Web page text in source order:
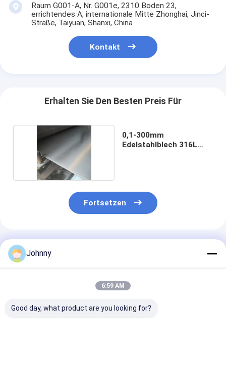
Raum G001-A, Nr. G001e, 2310 Boden 23,
errichtendes A, internationale Mitte Zhonghai, Jinci-
Straße, Taiyuan, Shanxi, China
Kontakt
Erhalten Sie Den Besten Preis Für
0,1-300mm
Edelstahlblech 316L
Fortsetzen
Empfohlene Produkte
Johnny
6:59 AM
Good day, what product are you looking for?